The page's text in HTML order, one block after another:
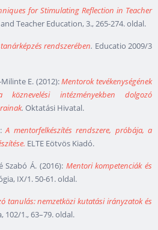
for Stimulating Reflection in Teacher
Teacher Education, 3., 265-274. oldal.
rendszerében. Educatio 2009/3
Milinte E. (2012):Mentorok tevékenységének
köznevelési intézményekben dolgozó
. Oktatási Hivatal.
A mentorfelkészítés rendszere, próbája, a
ELTE Eötvös Kiadó.
Szabó Á. (2016): Mentori kompetenciák és
IX/1. 50-61. oldal.
tanulás: nemzetközi kutatási irányzatok és
102/1., 63–79. oldal.